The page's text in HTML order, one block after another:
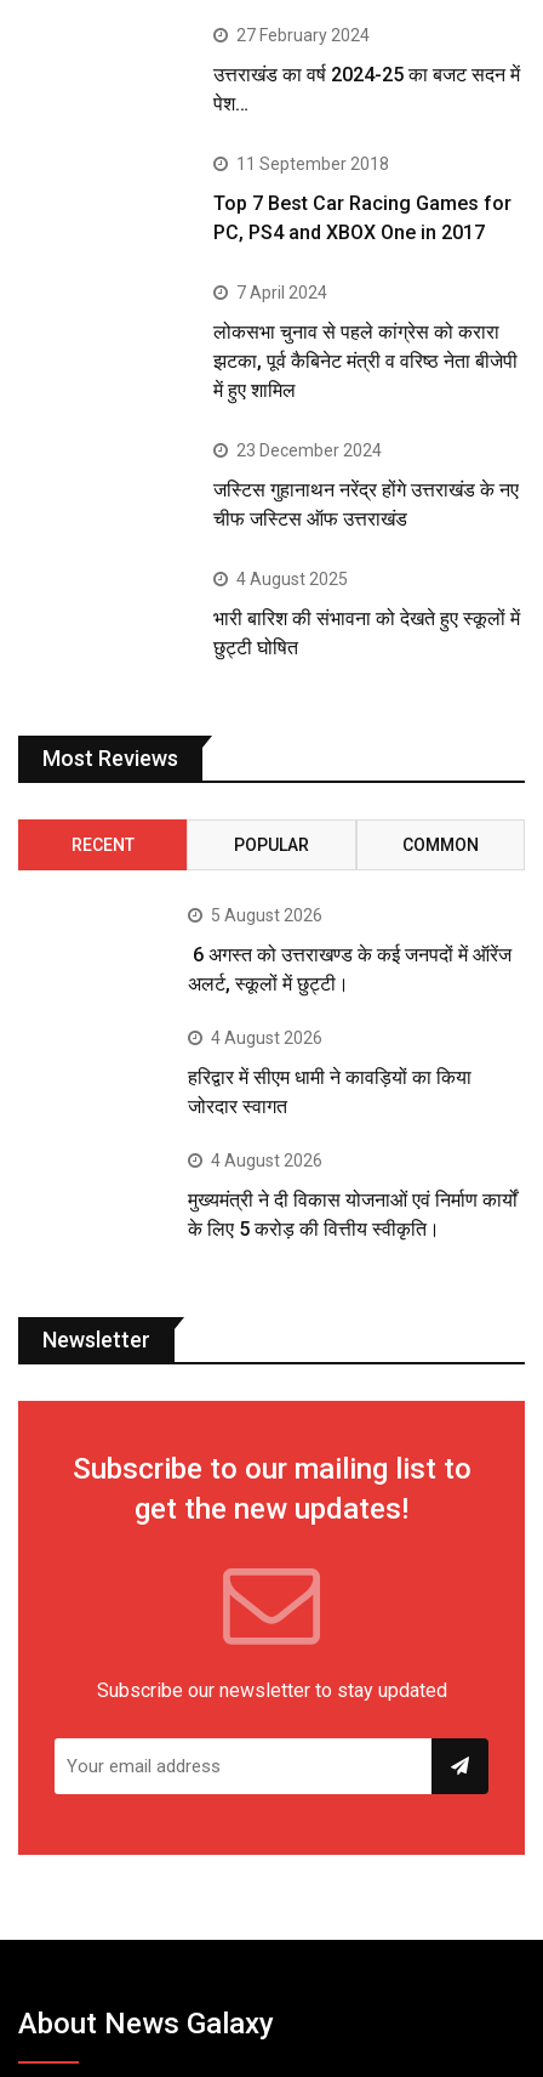
27 February 2024
उत्तराखंड का वर्ष 2024-25 का बजट सदन में
पेश…
11 September 2018
Top 7 Best Car Racing Games for
PC, PS4 and XBOX One in 2017
7 April 2024
लोकसभा चुनाव से पहले कांग्रेस को करारा
झटका, पूर्व कैबिनेट मंत्री व वरिष्ठ नेता बीजेपी
में हुए शामिल
23 December 2024
जस्टिस गुहानाथन नरेंद्र होंगे उत्तराखंड के नए
चीफ जस्टिस ऑफ उत्तराखंड
4 August 2025
भारी बारिश की संभावना को देखते हुए स्कूलों में
छुट्टी घोषित
Most Reviews
RECENT POPULAR COMMON
5 August 2026
6 अगस्त को उत्तराखण्ड के कई जनपदों में ऑरेंज
अलर्ट, स्कूलों में छुट्टी।
4 August 2026
हरिद्वार में सीएम धामी ने कावड़ियों का किया
जोरदार स्वागत
4 August 2026
मुख्यमंत्री ने दी विकास योजनाओं एवं निर्माण कार्यों
के लिए 5 करोड़ की वित्तीय स्वीकृति।
Newsletter
Subscribe to our mailing list to
get the new updates!
Subscribe our newsletter to stay updated
About News Galaxy